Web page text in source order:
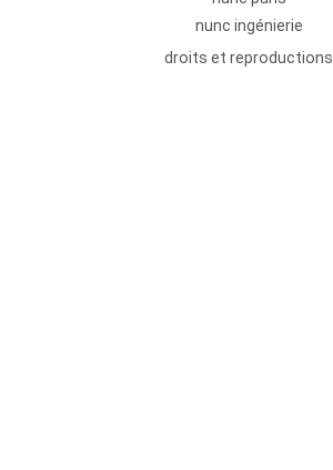
nunc ingénierie
droits et reproductions